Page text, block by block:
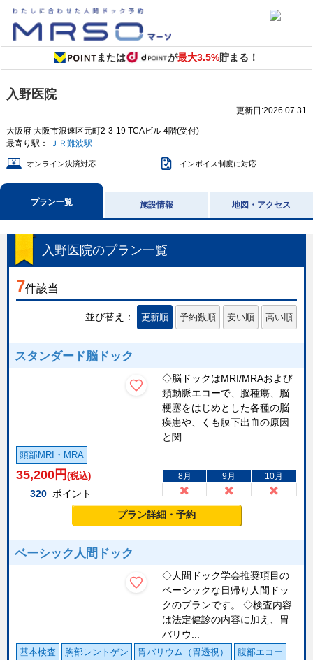
または が最大3.5%貯まる！
入野医院
更新日:2026.07.31
大阪府 大阪市浪速区元町2-3-19 TCAビル 4階(受付)
最寄り駅：
ＪＲ難波駅
オンライン決済対応 インボイス制度に対応
プラン一覧 施設情報 地図・アクセス
入野医院のプラン一覧
7件該当
並び替え： 更新順 予約数順 安い順 高い順
スタンダード脳ドック
◇脳ドックはMRI/MRAおよび
頸動脈エコーで、脳種瘍、脳
梗塞をはじめとした各種の脳
疾患や、くも膜下出血の原因
と関...
頭部MRI・MRA
35,200 円 (税込)
320 ポイント
8月 9月 10月
プラン詳細・予約
ベーシック人間ドック
◇人間ドック学会推奨項目の
ベーシックな日帰り人間ドッ
クのプランです。 ◇検査内容
は法定健診の内容に加え、胃
バリウ...
基本検査 胸部レントゲン 胃バリウム（胃透視） 腹部エコー